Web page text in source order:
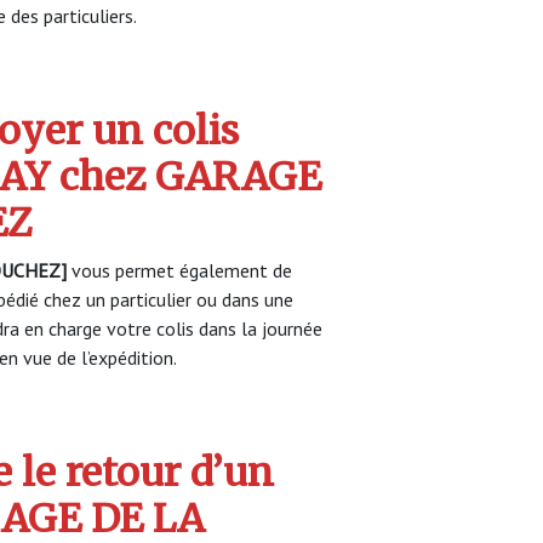
des particuliers.
un colis
chez GARAGE
vous permet également de
chez un particulier ou dans une
en charge votre colis dans la journée
vue de l’expédition.
le retour d’un
DE LA